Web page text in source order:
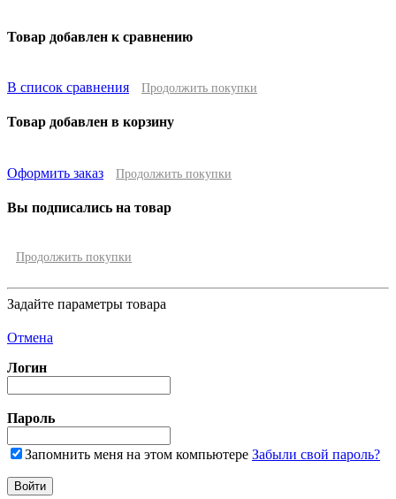
Товар добавлен к сравнению
В список сравнения Продолжить покупки
Товар добавлен в корзину
Оформить заказ Продолжить покупки
Вы подписались на товар
Продолжить покупки
Задайте параметры товара
Отмена
Логин
Пароль
Запомнить меня на этом компьютере Забыли свой пароль?